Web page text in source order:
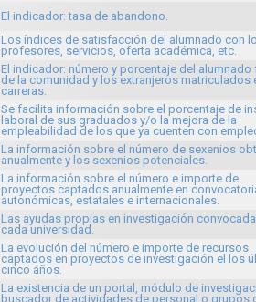
El indicador: tasa de abandono.
Los índices de satisfacción del alumnado con
profesores, servicios, oferta académica, etc.
El indicador: número y porcentaje del alumnado
de la comunidad y los extranjeros matriculados
carreras.
Se facilita información sobre el porcentaje de
laboral de sus graduados y/o la mejora de la
empleabilidad de los que ya cuenten con
La información sobre el número de sexenios
anualmente y los sexenios potenciales.
La información sobre el número e importe de
proyectos captados anualmente en
autonómicas, estatales e internacionales.
Las ayudas propias en investigación
cada universidad.
La evolución del número e importe de recursos
captados en proyectos de investigación el los
cinco años.
La existencia de un portal, módulo de
buscador de actividades de personal o grupos